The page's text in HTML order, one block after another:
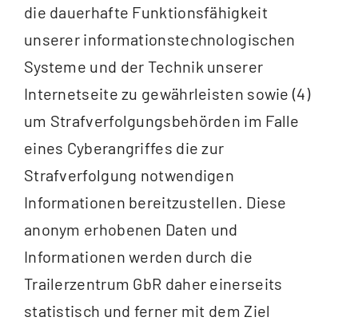
die dauerhafte Funktionsfähigkeit
unserer informationstechnologischen
Systeme und der Technik unserer
Internetseite zu gewährleisten sowie (4)
um Strafverfolgungsbehörden im Falle
eines Cyberangriffes die zur
Strafverfolgung notwendigen
Informationen bereitzustellen. Diese
anonym erhobenen Daten und
Informationen werden durch die
Trailerzentrum GbR daher einerseits
statistisch und ferner mit dem Ziel